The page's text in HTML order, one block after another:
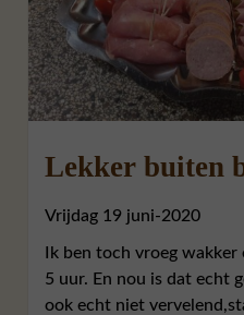
Lekker buiten
Vrijdag 19 juni-2020
Ik ben toch vroeg wakker
5 uur. En nou is dat echt
ook echt niet